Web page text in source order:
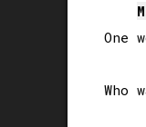
One
Who